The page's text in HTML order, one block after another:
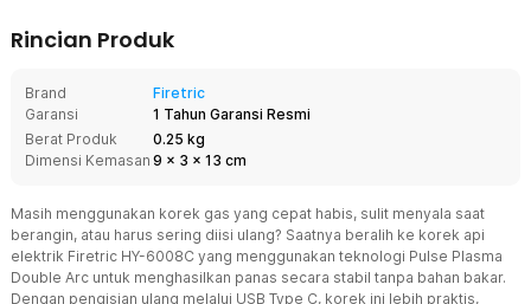
Rincian Produk
Brand
Firetric
Garansi
1 Tahun Garansi Resmi
Berat Produk
0.25 kg
Dimensi Kemasan 9 x 3 x 13 cm
Masih menggunakan korek gas yang cepat habis, sulit menyala saat
berangin, atau harus sering diisi ulang? Saatnya beralih ke korek api
elektrik Firetric HY-6008C yang menggunakan teknologi Pulse Plasma
Double Arc untuk menghasilkan panas secara stabil tanpa bahan bakar.
Dengan pengisian ulang melalui USB Type C, korek ini lebih praktis,